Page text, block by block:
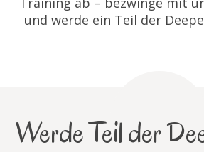
und werde ein Teil der
Werde Teil der